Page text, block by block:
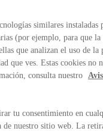
similares
(por ejemplo, para que
que analizan el uso de la
que ves. Estas cookies no
consulta nuestro
tu consentimiento en
de nuestro sitio web. La